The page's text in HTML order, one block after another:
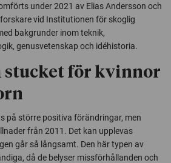
under 2021 av Elias Andersson och
vid Institutionen för skoglig
bakgrunder inom teknik,
genusvetenskap och idéhistoria.
stucket för kvinnor
på större positiva förändringar, men
från 2011. Det kan upplevas
går så långsamt. Den här typen av
då de belyser missförhållanden och